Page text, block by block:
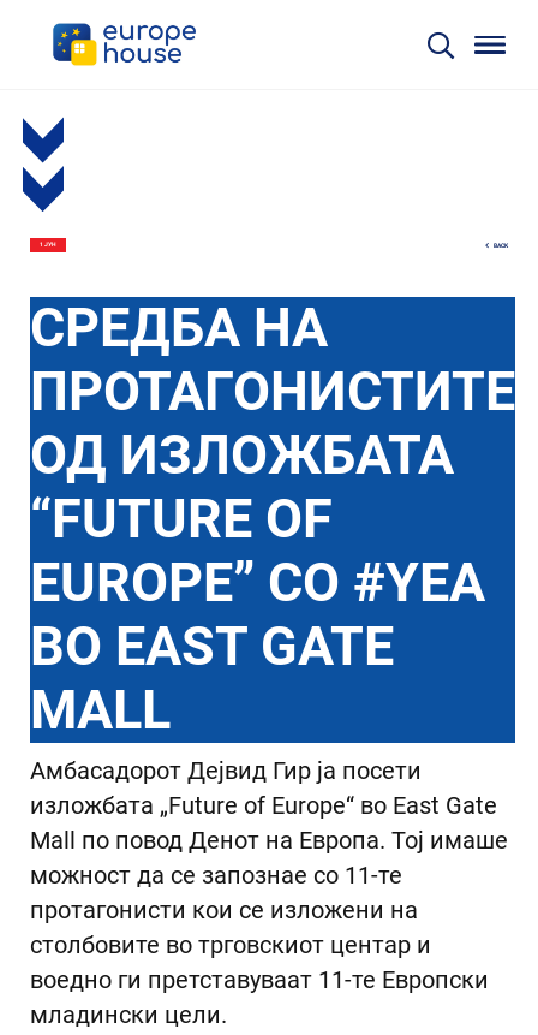
1 ЈУН BACK
СРЕДБА НА
ПРОТАГОНИСТИТЕ
ОД ИЗЛОЖБАТА
“FUTURE OF
EUROPE” СО #YEA
ВО EAST GATE
MALL
Амбасадорот Дејвид Гир ја посети
изложбата „Future of Europe“ во East Gate
Mall по повод Денот на Европа. Тој имаше
можност да се запознае со 11-те
протагонисти кои се изложени на
столбовите во трговскиот центар и
воедно ги претставуваат 11-те Европски
младински цели.